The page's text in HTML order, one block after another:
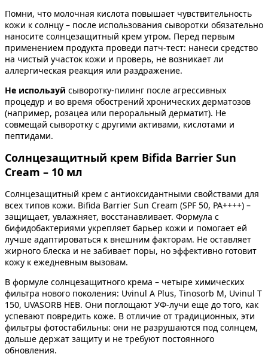
Помни, что молочная кислота повышает чувствительность
кожи к солнцу – после использования сыворотки обязательно
наносите солнцезащитный крем утром. Перед первым
применением продукта проведи патч-тест: нанеси средство
на чистый участок кожи и проверь, не возникает ли
аллергическая реакция или раздражение.
Не используй сыворотку-пилинг после агрессивных
процедур и во время обострений хронических дерматозов
(например, розацеа или пероральный дерматит). Не
совмещай сыворотку с другими активами, кислотами и
пептидами.
Солнцезащитный крем Bifida Barrier Sun
Cream – 10 мл
Солнцезащитный крем с антиоксидантными свойствами для
всех типов кожи. Bifida Barrier Sun Cream (SPF 50, PA++++) –
защищает, увлажняет, восстанавливает. Формула с
бифидобактериями укрепляет барьер кожи и помогает ей
лучше адаптироваться к внешним факторам. Не оставляет
жирного блеска и не забивает поры, но эффективно готовит
кожу к ежедневным вызовам.
В формуле солнцезащитного крема – четыре химических
фильтра нового поколения: Uvinul A Plus, Tinosorb M, Uvinul T
150, UVASORB HEB. Они поглощают УФ-лучи еще до того, как
успевают повредить коже. В отличие от традиционных, эти
фильтры фотостабильны: они не разрушаются под солнцем,
дольше держат защиту и не требуют постоянного
обновления.